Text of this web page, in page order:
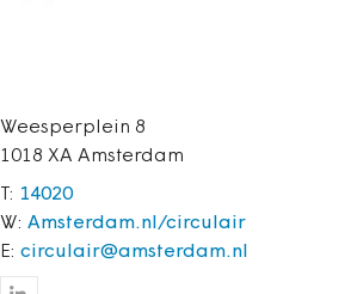
Weesperplein 8
1018 XA Amsterdam
T: 14020
W: Amsterdam.nl/circulair
E: circulair@amsterdam.nl